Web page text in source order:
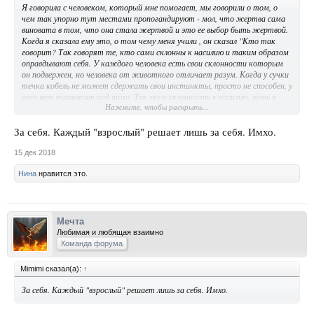
Я говорила с человеком, который мне помогает, мы говорили о том, о
чем так упорно тут местами пропогандируют - мол, что жертва сама
виновата в том, что она стала жертвой и это ее выбор быть жертвой.
Когда я сказала ему это, о том чему меня учили , он сказал "Кто так
говорит? Так говорят те, кто сами склонны к насилию и таким образом
оправдывают себя. У каждого человека есть свои склонности которым
он подвержен, но человека от животного отличает разум. Когда у сучки
течка кобель не может сдержать свои инстинкты, просто не способен, у
него нет управления над ними. Так же и склонность к насилию, хоть в
жертва сама и ждёт и может даже хочет этого, но она сама не делает
насилию делает сам этот шаг. Или ты может ты думаешь, что
жертвы педофилов , эти дети сами виноваты в том, что на них напал
маньяк?! " ....Он меня убедил.
Тот, кто совершает насилие, сам делает шаг к насилию, и в этом
взаимодействии участвуют двое - один пассивный участник и второй
его жертва, для того разум мышление и дано человеку. Тот, кто винит
жертву, таким образом оправдывает свои действия и снимает с себя
ответсвенность.
Нажмите, чтобы раскрыть...
За себя. Каждый "взрослый" решает лишь за себя. Имхо.
15 дек 2018
Нина нравится это.
Мечта
Любимая и любящая взаимно
Команда форума
Mimimi сказал(а): ↑
За себя. Каждый "взрослый" решает лишь за себя. Имхо.